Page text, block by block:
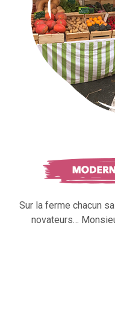
Sur la ferme chacun
novateurs…